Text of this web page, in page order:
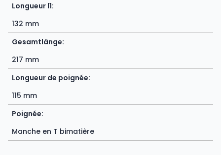
Longueur l1:
132 mm
Gesamtlänge:
217 mm
Longueur de poignée:
115 mm
Poignée:
Manche en T bimatière